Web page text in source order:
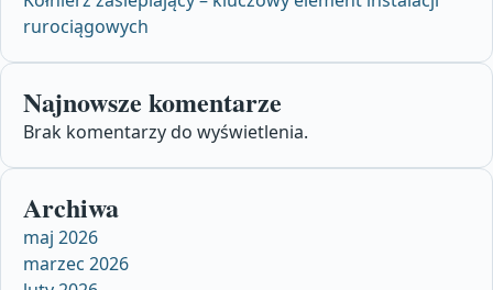
rurociągowych
Najnowsze komentarze
Brak komentarzy do wyświetlenia.
Archiwa
maj 2026
marzec 2026